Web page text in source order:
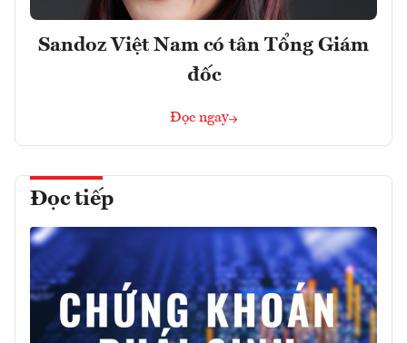
Sandoz Việt Nam có tân Tổng Giám
đốc
Đọc ngay
Đọc tiếp